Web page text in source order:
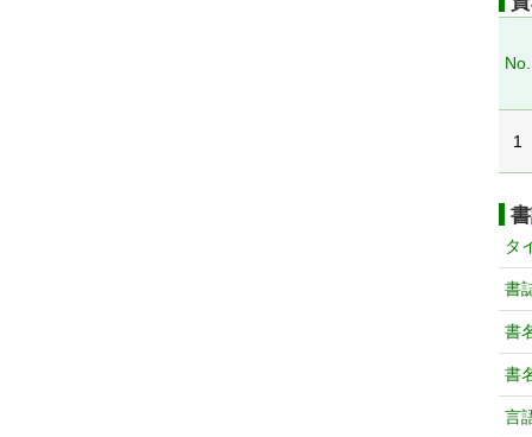
No.
1
タ
書
書
書
言